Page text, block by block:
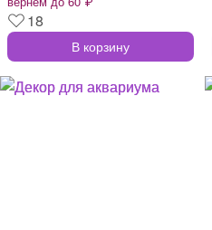
18
В корзину